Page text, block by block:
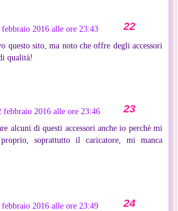
febbraio 2016 alle ore 23:43
questo sito, ma noto che offre degli accessori
qualità!
febbraio 2016 alle ore 23:46
alcuni di questi accessori anche io perchè mi
proprio, soprattutto il caricatore, mi manca
febbraio 2016 alle ore 23:49